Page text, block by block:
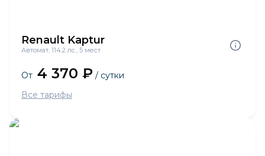
Renault Kaptur
Автомат, 114.2 лс., 5 мест
От 4 370 ₽ / сутки
Все тарифы